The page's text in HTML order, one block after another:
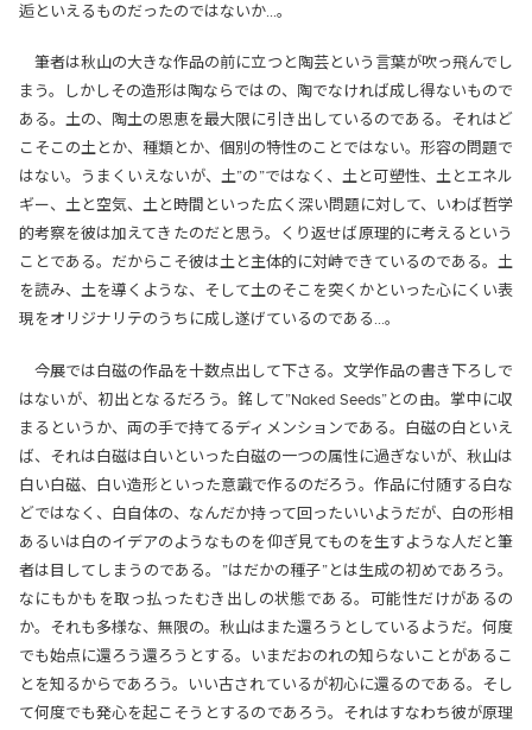
逅といえるものだったのではないか…。
筆者は秋山の大きな作品の前に立つと陶芸という言葉が吹っ飛んでし
まう。しかしその造形は陶ならではの、陶でなければ成し得ないもので
ある。土の、陶土の恩恵を最大限に引き出しているのである。それはど
こそこの土とか、種類とか、個別の特性のことではない。形容の問題で
はない。うまくいえないが、土”の”ではなく、土と可塑性、土とエネル
ギー、土と空気、土と時間といった広く深い問題に対して、いわば哲学
的考察を彼は加えてきたのだと思う。くり返せば原理的に考えるという
ことである。だからこそ彼は土と主体的に対峙できているのである。土
を読み、土を導くような、そして土のそこを突くかといった心にくい表
現をオリジナリテのうちに成し遂げているのである…。
今展では白磁の作品を十数点出して下さる。文学作品の書き下ろしで
はないが、初出となるだろう。銘して”Naked Seeds”との由。掌中に収
まるというか、両の手で持てるディメンションである。白磁の白といえ
ば、それは白磁は白いといった白磁の一つの属性に過ぎないが、秋山は
白い白磁、白い造形といった意識で作るのだろう。作品に付随する白な
どではなく、白自体の、なんだか持って回ったいいようだが、白の形相
あるいは白のイデアのようなものを仰ぎ見てものを生すような人だと筆
者は目してしまうのである。”はだかの種子”とは生成の初めであろう。
なにもかもを取っ払ったむき出しの状態である。可能性だけがあるの
か。それも多様な、無限の。秋山はまた還ろうとしているようだ。何度
でも始点に還ろう還ろうとする。いまだおのれの知らないことがあるこ
とを知るからであろう。いい古されているが初心に還るのである。そし
て何度でも発心を起こそうとするのであろう。それはすなわち彼が原理